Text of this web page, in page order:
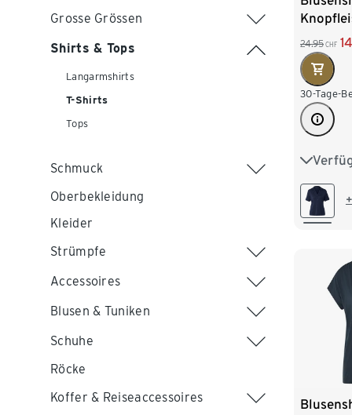
Grosse Grössen
Shirts & Tops
Langarmshirts
T-Shirts
Tops
Schmuck
Oberbekleidung
Kleider
Strümpfe
Accessoires
Blusen & Tuniken
Schuhe
Röcke
Koffer & Reiseaccessoires
24.95 CHF
30-Tage-
S 36/38
L 44/46